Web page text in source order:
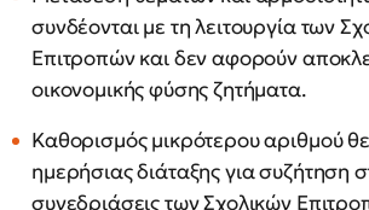
συνδέονται με τη λειτουργία των
Επιτροπών και δεν αφορούν
οικονομικής φύσης ζητήματα.
Καθορισμός μικρότερου αριθμού
ημερήσιας διάταξης για συζήτηση
συνεδριάσεις των Σχολικών